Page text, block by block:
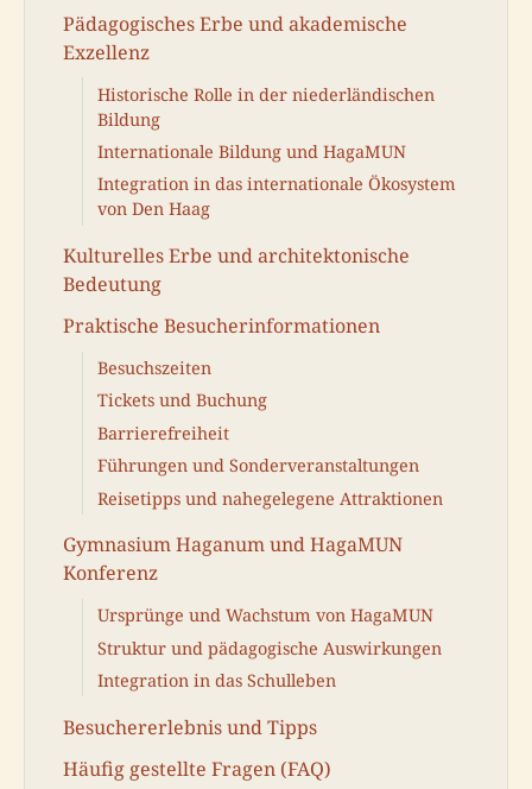
Pädagogisches Erbe und akademische
Exzellenz
Historische Rolle in der niederländischen
Bildung
Internationale Bildung und HagaMUN
Integration in das internationale Ökosystem
von Den Haag
Kulturelles Erbe und architektonische
Bedeutung
Praktische Besucherinformationen
Besuchszeiten
Tickets und Buchung
Barrierefreiheit
Führungen und Sonderveranstaltungen
Reisetipps und nahegelegene Attraktionen
Gymnasium Haganum und HagaMUN
Konferenz
Ursprünge und Wachstum von HagaMUN
Struktur und pädagogische Auswirkungen
Integration in das Schulleben
Besuchererlebnis und Tipps
Häufig gestellte Fragen (FAQ)